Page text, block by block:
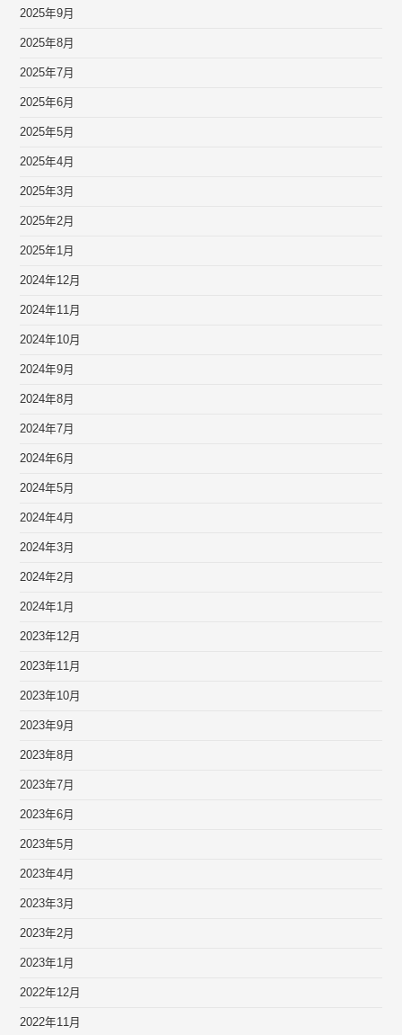
2025年9月
2025年8月
2025年7月
2025年6月
2025年5月
2025年4月
2025年3月
2025年2月
2025年1月
2024年12月
2024年11月
2024年10月
2024年9月
2024年8月
2024年7月
2024年6月
2024年5月
2024年4月
2024年3月
2024年2月
2024年1月
2023年12月
2023年11月
2023年10月
2023年9月
2023年8月
2023年7月
2023年6月
2023年5月
2023年4月
2023年3月
2023年2月
2023年1月
2022年12月
2022年11月